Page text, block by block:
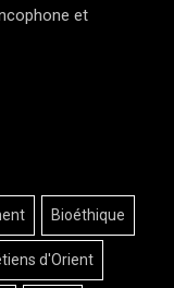
et
Bioéthique
d'Orient